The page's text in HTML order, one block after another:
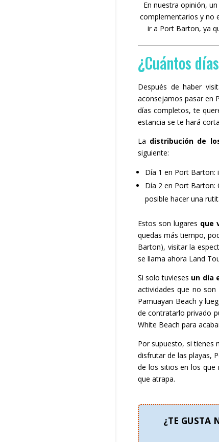
En nuestra opinión,
complementarios y no
ir a Port Barton, ya
¿Cuántos
Después de haber
aconsejamos pasar en
días completos, te
estancia se te hará
La distribución de
siguiente:
Día 1 en Port Barton:
Día 2 en Port Barton:
posible hacer una
Estos son lugares que
quedas más tiempo,
Barton), visitar la
se llama ahora Land
Si solo tuvieses un día
actividades que no
Pamuayan Beach y
de contratarlo privado
White Beach para
Por supuesto, si tienes
disfrutar de las playas,
de los sitios en los que
que atrapa.
¿TE